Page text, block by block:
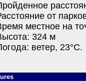
от
местное на
324 м
ветер, 23°C.